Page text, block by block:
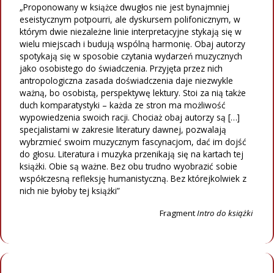
„Proponowany w książce dwugłos nie jest bynajmniej
eseistycznym potpourri, ale dyskursem polifonicznym, w
którym dwie niezależne linie interpretacyjne stykają się w
wielu miejscach i budują wspólną harmonię. Obaj autorzy
spotykają się w sposobie czytania wydarzeń muzycznych
jako osobistego do świadczenia. Przyjęta przez nich
antropologiczna zasada doświadczenia daje niezwykle
ważną, bo osobistą, perspektywę lektury. Stoi za nią także
duch komparatystyki – każda ze stron ma możliwość
wypowiedzenia swoich racji. Chociaż obaj autorzy są […]
specjalistami w zakresie literatury dawnej, pozwalają
wybrzmieć swoim muzycznym fascynacjom, dać im dojść
do głosu. Literatura i muzyka przenikają się na kartach tej
książki. Obie są ważne. Bez obu trudno wyobrazić sobie
współczesną refleksję humanistyczną. Bez którejkolwiek z
nich nie byłoby tej książki”
FragmentIntro do książki